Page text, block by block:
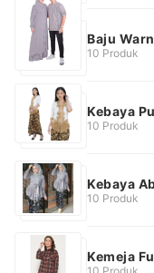
Baju
10 Produk
Kebaya
10 Produk
Kebaya
10 Produk
Kemeja
10 Produk